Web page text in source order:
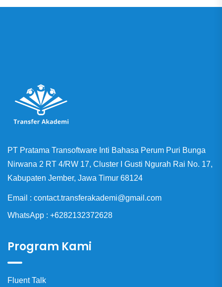
PT Pratama Transoftware Inti Bahasa Perum Puri Bunga
Nirwana 2 RT 4/RW 17, Cluster I Gusti Ngurah Rai No. 17,
Kabupaten Jember, Jawa Timur 68124
Email : contact.transferakademi@gmail.com
WhatsApp : +6282132372628
Program Kami
Fluent Talk